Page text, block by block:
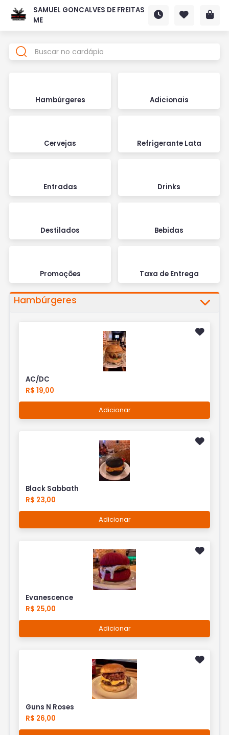
SAMUEL GONCALVES DE FREITAS
ME
Hambúrgeres Adicionais
Cervejas Refrigerante Lata
Entradas Drinks
Destilados Bebidas
Promoções Taxa de Entrega
Hambúrgeres
AC/DC
R$ 19,00
Adicionar
Black Sabbath
R$ 23,00
Adicionar
Evanescence
R$ 25,00
Adicionar
Guns N Roses
R$ 26,00